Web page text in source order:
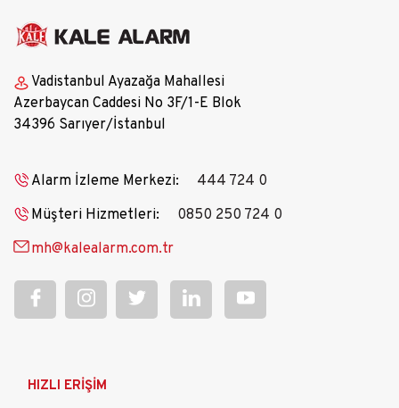
Vadistanbul Ayazağa Mahallesi
Azerbaycan Caddesi No 3F/1-E Blok
34396 Sarıyer/İstanbul
Alarm İzleme Merkezi:
444 724 0
Müşteri Hizmetleri:
0850 250 724 0
mh@kalealarm.com.tr
AnaHIZLI ERİŞİM